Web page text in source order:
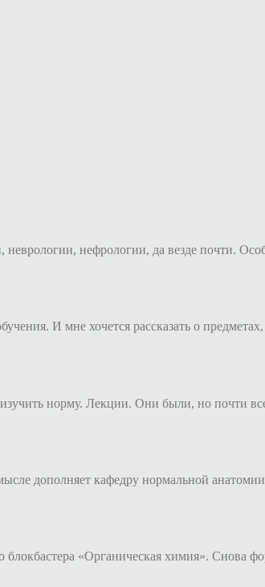
нефрологии, да везде почти.
И мне хочется рассказать о
норму. Лекции. Они были, но почти
дополняет кафедру нормальной
«Органическая химия». Снова